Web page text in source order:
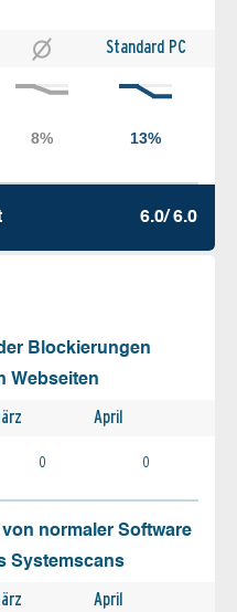
Standard PC
6.0/ 6.0
Blockierungen
Webseiten
April
0 0
normaler Software
Systemscans
April